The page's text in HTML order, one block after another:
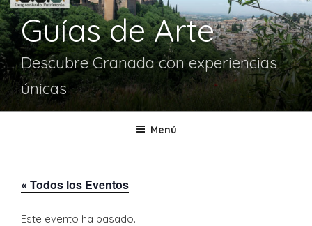
Guías de Arte
Descubre Granada con experiencias
únicas
Menú
« Todos los Eventos
Este evento ha pasado.